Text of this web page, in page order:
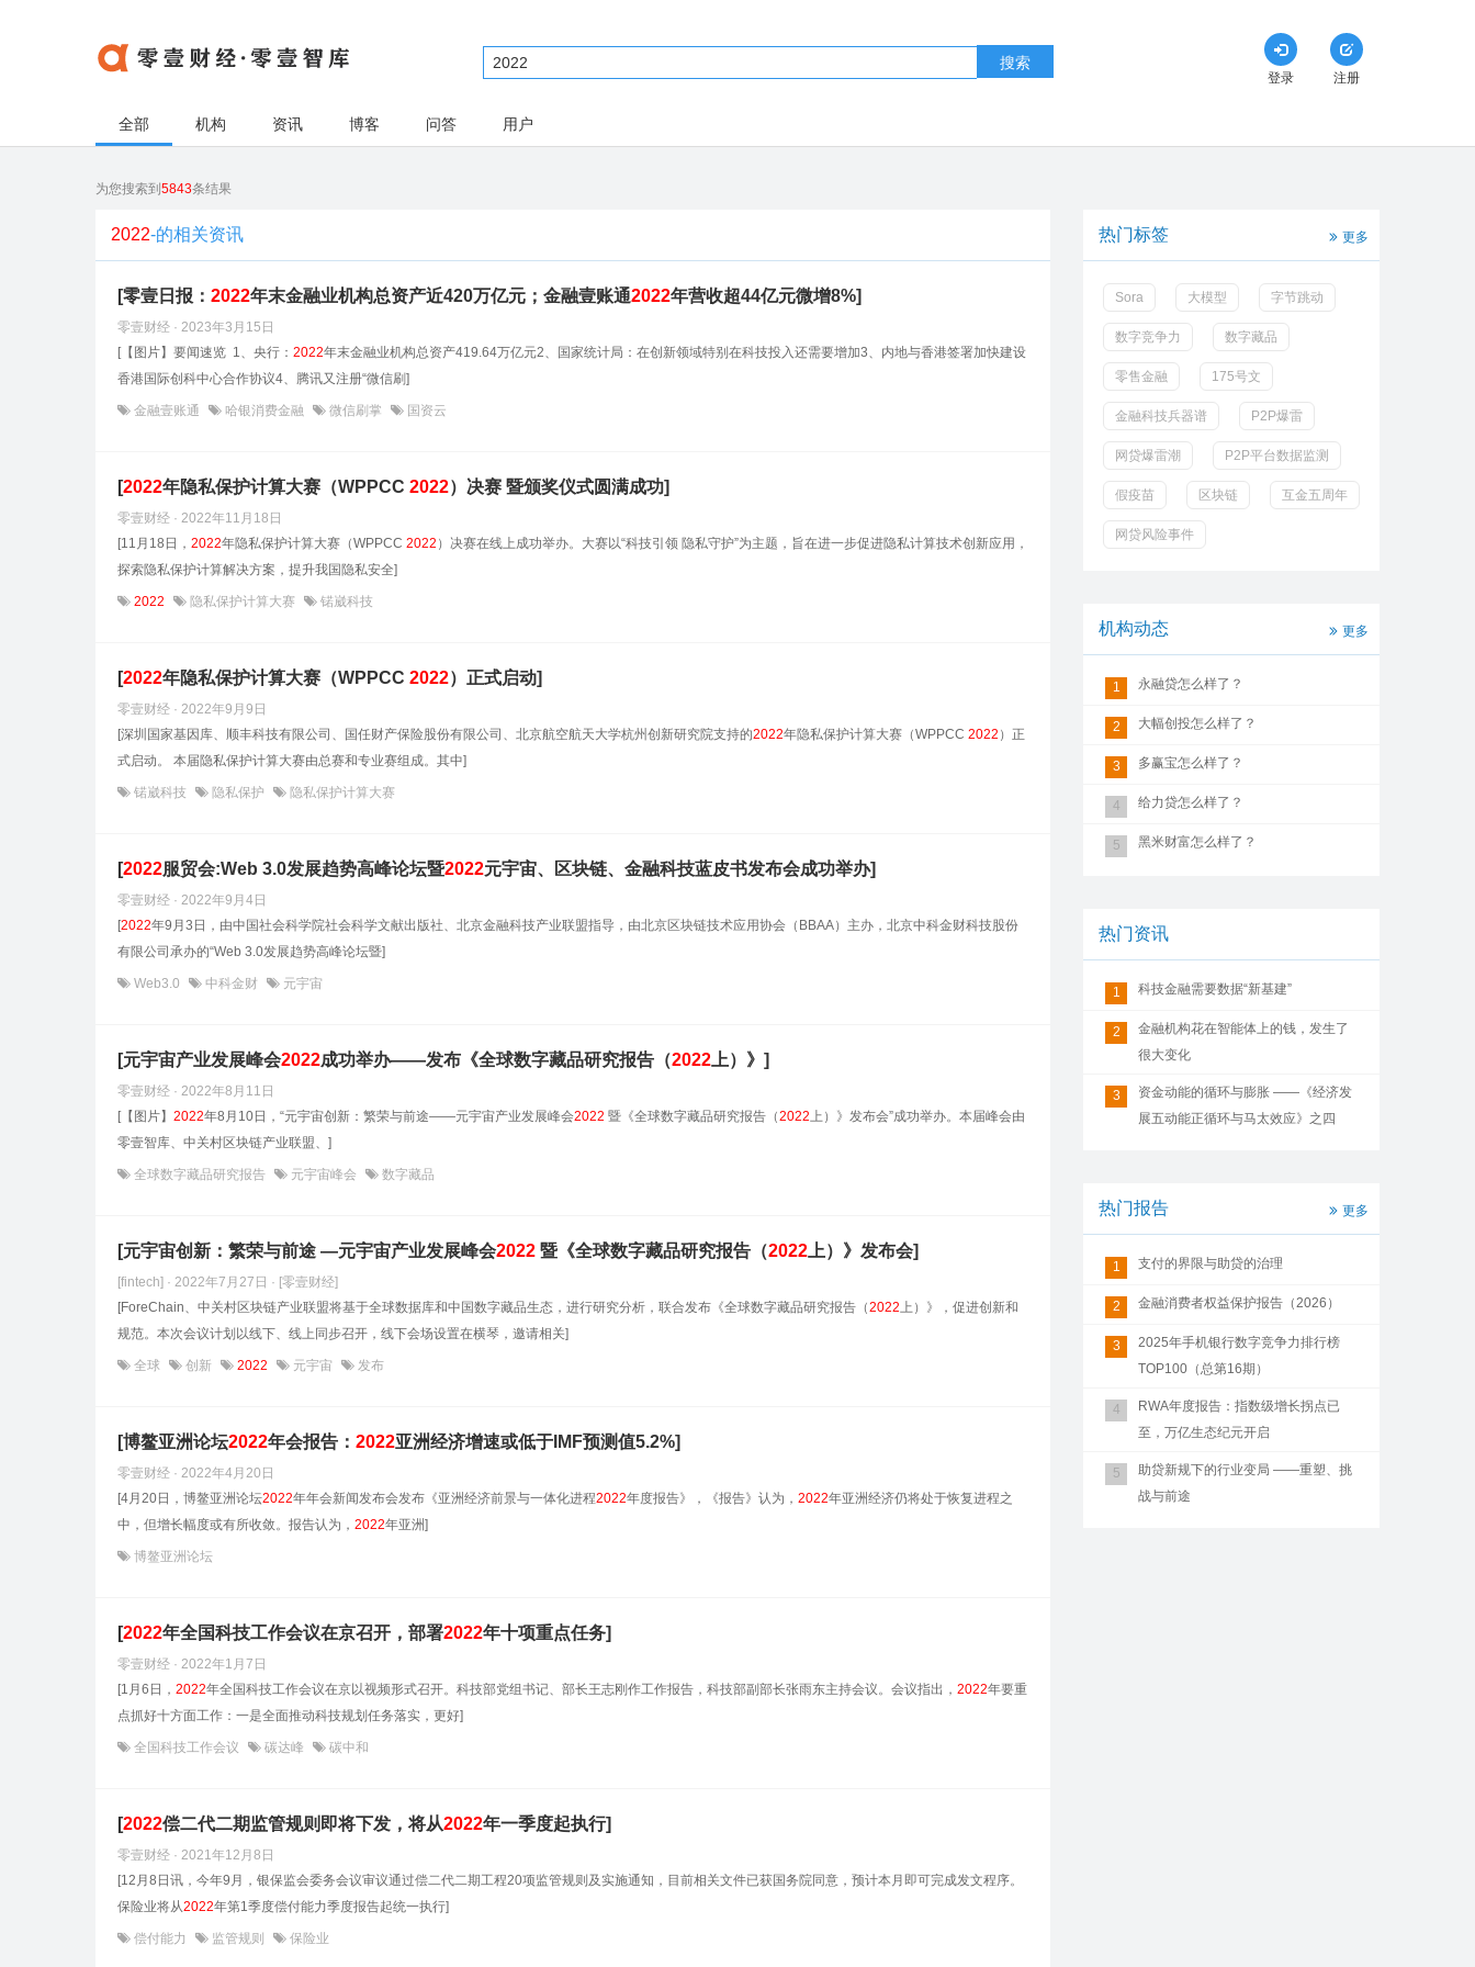
搜索
登录 注册
全部 机构 资讯 博客 问答 用户
为您搜索到 5843条结果
2022-的相关资讯
[零壹日报： 2022年末金融业机构总资产近420万亿元；金融壹账通2022年营收超44亿元微增8%]
零壹财经 · 2023年3月15日
[【图片】要闻速览 1、央行： 2022年末金融业机构总资产419.64万亿元2、国家统计局：在创新领域特别在科技投入还需要增加3、内地与香港签署加快建设
香港国际创科中心合作协议4、腾讯又注册“微信刷]
金融壹账通 哈银消费金融 微信刷掌 国资云
[2022年隐私保护计算大赛（WPPCC 2022）决赛 暨颁奖仪式圆满成功]
零壹财经 · 2022年11月18日
[11月18日， 2022年隐私保护计算大赛（WPPCC 2022 ）决赛在线上成功举办。大赛以“科技引领 隐私守护”为主题，旨在进一步促进隐私计算技术创新应用，
探索隐私保护计算解决方案，提升我国隐私安全]
2022 隐私保护计算大赛 锘崴科技
[2022年隐私保护计算大赛（WPPCC 2022）正式启动]
零壹财经 · 2022年9月9日
[深圳国家基因库、顺丰科技有限公司、国任财产保险股份有限公司、北京航空航天大学杭州创新研究院支持的2022年隐私保护计算大赛（WPPCC 2022 ）正
式启动。 本届隐私保护计算大赛由总赛和专业赛组成。其中]
锘崴科技 隐私保护 隐私保护计算大赛
[2022服贸会:Web 3.0发展趋势高峰论坛暨2022元宇宙、区块链、金融科技蓝皮书发布会成功举办]
零壹财经 · 2022年9月4日
[2022年9月3日，由中国社会科学院社会科学文献出版社、北京金融科技产业联盟指导，由北京区块链技术应用协会（BBAA）主办，北京中科金财科技股份
有限公司承办的“Web 3.0发展趋势高峰论坛暨]
Web3.0 中科金财 元宇宙
[元宇宙产业发展峰会2022成功举办——发布《全球数字藏品研究报告（2022 上）》]
零壹财经 · 2022年8月11日
[【图片】 2022年8月10日，“元宇宙创新：繁荣与前途——元宇宙产业发展峰会2022 暨《全球数字藏品研究报告（2022上）》发布会”成功举办。本届峰会由
零壹智库、中关村区块链产业联盟、]
全球数字藏品研究报告 元宇宙峰会 数字藏品
[元宇宙创新：繁荣与前途 —元宇宙产业发展峰会2022 暨《全球数字藏品研究报告（2022 上）》发布会]
[fintech] · 2022年7月27日 · [零壹财经]
[ForeChain、中关村区块链产业联盟将基于全球数据库和中国数字藏品生态，进行研究分析，联合发布《全球数字藏品研究报告（2022上）》，促进创新和
规范。本次会议计划以线下、线上同步召开，线下会场设置在横琴，邀请相关]
全球 创新 2022 元宇宙 发布
[博鳌亚洲论坛2022年会报告： 2022亚洲经济增速或低于IMF预测值5.2%]
零壹财经 · 2022年4月20日
[4月20日，博鳌亚洲论坛2022年年会新闻发布会发布《亚洲经济前景与一体化进程2022年度报告》，《报告》认为， 2022年亚洲经济仍将处于恢复进程之
中，但增长幅度或有所收敛。报告认为， 2022年亚洲]
博鳌亚洲论坛
[2022年全国科技工作会议在京召开，部署2022年十项重点任务]
零壹财经 · 2022年1月7日
[1月6日， 2022年全国科技工作会议在京以视频形式召开。科技部党组书记、部长王志刚作工作报告，科技部副部长张雨东主持会议。会议指出， 2022年要重
点抓好十方面工作：一是全面推动科技规划任务落实，更好]
全国科技工作会议 碳达峰 碳中和
[2022偿二代二期监管规则即将下发，将从2022年一季度起执行]
零壹财经 · 2021年12月8日
[12月8日讯，今年9月，银保监会委务会议审议通过偿二代二期工程20项监管规则及实施通知，目前相关文件已获国务院同意，预计本月即可完成发文程序。
保险业将从2022年第1季度偿付能力季度报告起统一执行]
偿付能力 监管规则 保险业
热门标签 更多
Sora 大模型 字节跳动
数字竞争力 数字藏品
零售金融 175号文
金融科技兵器谱 P2P爆雷
网贷爆雷潮 P2P平台数据监测
假疫苗 区块链 互金五周年
网贷风险事件
机构动态 更多
1 永融贷怎么样了？
2 大幅创投怎么样了？
3 多赢宝怎么样了？
4 给力贷怎么样了？
5 黑米财富怎么样了？
热门资讯
1 科技金融需要数据“新基建”
2
金融机构花在智能体上的钱，发生了
很大变化
3
资金动能的循环与膨胀 ——《经济发
展五动能正循环与马太效应》之四
热门报告 更多
1 支付的界限与助贷的治理
2 金融消费者权益保护报告（2026）
3
2025年手机银行数字竞争力排行榜
TOP100（总第16期）
4
RWA年度报告：指数级增长拐点已
至，万亿生态纪元开启
5
助贷新规下的行业变局 ——重塑、挑
战与前途